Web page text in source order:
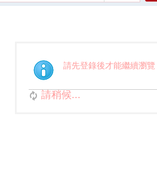
索
請先登錄後才能繼續瀏覽
請稍候...